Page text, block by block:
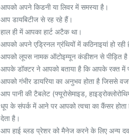
आपको अपने किडनी या लिवर में समस्या है।
आप डायबिटीज से रह रहे हैं।
हाल ही में आपका हार्ट अटैक था।
आपको अपने एड्रिनल ग्रंथियों में कठिनाइयां हो रही
आपको लूपस नामक ऑटोइम्यून कंडीशन से पीड़ित
आपके डॉक्टर ने आपको बताया है कि आपके रक्त में
आपको गंभीर डायरिया का अनुभव होता है जिससे
आप पानी की टैबलेट (फ्यूरोसेमाइड,
धूप के संपर्क में आने पर आपको त्वचा का कैंसर होता
देता है।
आप हाई ब्लड प्रेशर को मैनेज करने के लिए अन्य